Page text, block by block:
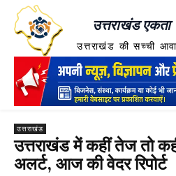
उत्तराखंड एकता
उत्तराखंड की सच्ची
उत्तराखंड
उत्तराखंड में कहीं तेज तो
अलर्ट, आज की वेदर रिपोर्ट